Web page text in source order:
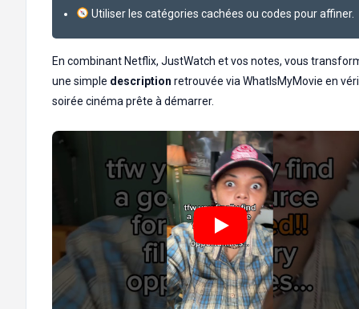
Utiliser les catégories cachées ou codes pour affiner.
En combinant Netflix, JustWatch et vos notes, vous
une simple description retrouvée via WhatIsMyMovie en
soirée cinéma prête à démarrer.